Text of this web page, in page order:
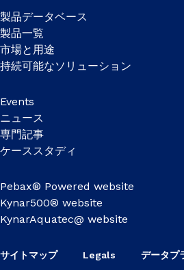
製品データベース
製品一覧
市場と用途
持続可能なソリューション
Events
ニュース
専門記事
ケーススタディ
Pebax® Powered website
Kynar500® website
KynarAquatec@ website
サイトマップ Legals データプ